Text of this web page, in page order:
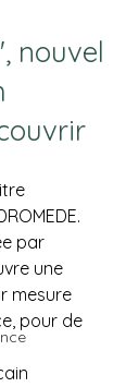
nouvel
par
une
mesure
pour de